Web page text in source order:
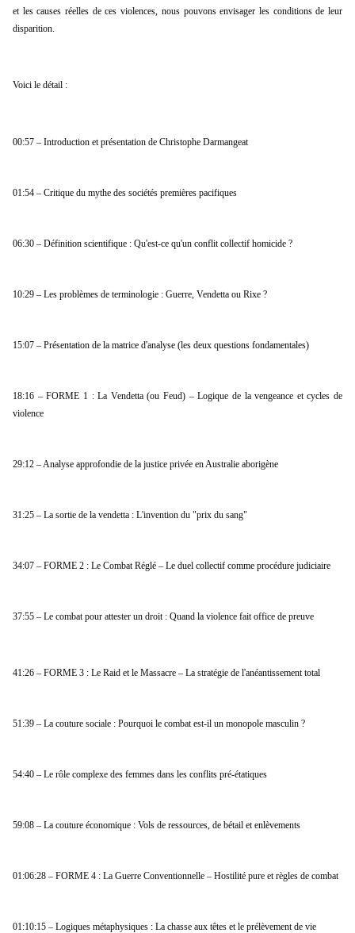
et les causes réelles de ces violences, nous pouvons envisager les conditions de leur
disparition.
Voici le détail :
00:57 – Introduction et présentation de Christophe Darmangeat
01:54 – Critique du mythe des sociétés premières pacifiques
06:30 – Définition scientifique : Qu'est-ce qu'un conflit collectif homicide ?
10:29 – Les problèmes de terminologie : Guerre, Vendetta ou Rixe ?
15:07 – Présentation de la matrice d'analyse (les deux questions fondamentales)
18:16 – FORME 1 : La Vendetta (ou Feud) – Logique de la vengeance et cycles de
violence
29:12 – Analyse approfondie de la justice privée en Australie aborigène
31:25 – La sortie de la vendetta : L'invention du "prix du sang"
34:07 – FORME 2 : Le Combat Réglé – Le duel collectif comme procédure judiciaire
37:55 – Le combat pour attester un droit : Quand la violence fait office de preuve
41:26 – FORME 3 : Le Raid et le Massacre – La stratégie de l'anéantissement total
51:39 – La couture sociale : Pourquoi le combat est-il un monopole masculin ?
54:40 – Le rôle complexe des femmes dans les conflits pré-étatiques
59:08 – La couture économique : Vols de ressources, de bétail et enlèvements
01:06:28 – FORME 4 : La Guerre Conventionnelle – Hostilité pure et règles de combat
01:10:15 – Logiques métaphysiques : La chasse aux têtes et le prélèvement de vie